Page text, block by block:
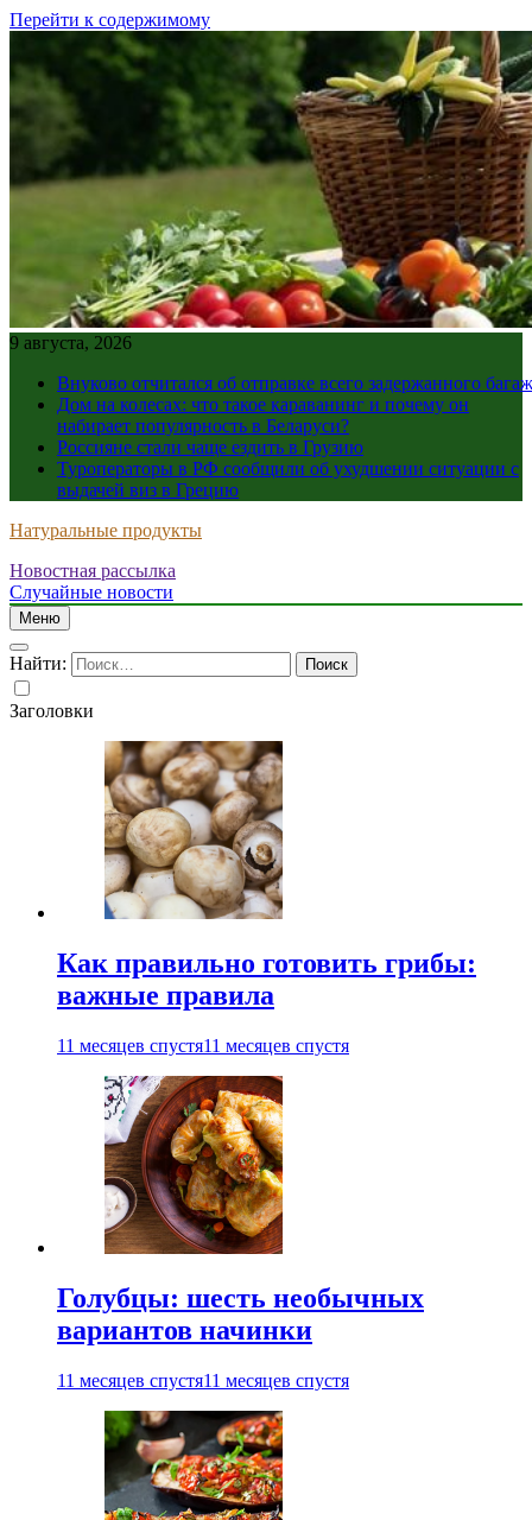
Перейти к содержимому
9 августа, 2026
Внуково отчитался об отправке всего задержанного
Дом на колесах: что такое караванинг и почему он
набирает популярность в Беларуси?
Россияне стали чаще ездить в Грузию
Туроператоры в РФ сообщили об ухудшении ситуации с
выдачей виз в Грецию
Натуральные продукты
Новостная рассылка
Случайные новости
Меню
Найти:
Заголовки
Как правильно готовить грибы:
важные правила
11 месяцев спустя11 месяцев спустя
Голубцы: шесть необычных
вариантов начинки
11 месяцев спустя11 месяцев спустя